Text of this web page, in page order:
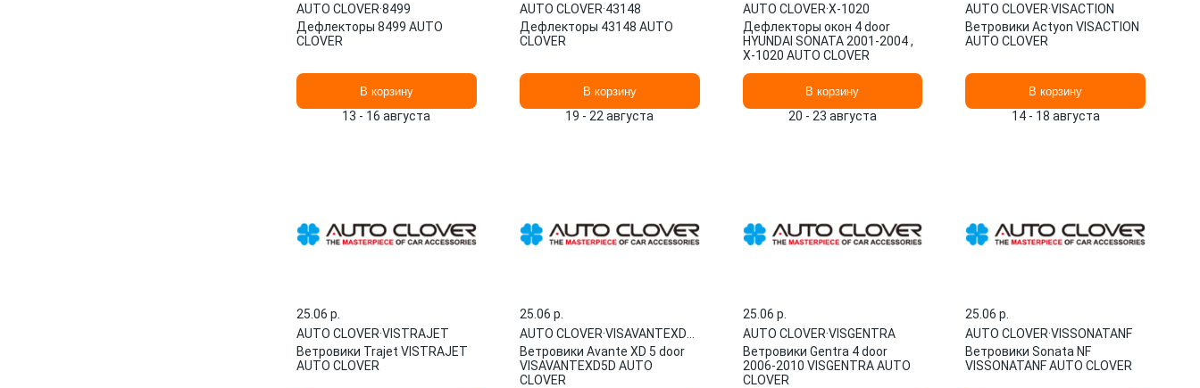
AUTO CLOVER·8499
Дефлекторы 8499 AUTO
CLOVER
В корзину
13 - 16 августа
AUTO CLOVER·43148
Дефлекторы 43148 AUTO
CLOVER
В корзину
19 - 22 августа
AUTO CLOVER·Х-1020
Дефлекторы окон 4 door
HYUNDAI SONATA 2001-2004 ,
Х-1020 AUTO CLOVER
В корзину
20 - 23 августа
AUTO CLOVER·VISACTION
Ветровики Actyon VISACTION
AUTO CLOVER
В корзину
14 - 18 августа
25.06 p.
AUTO CLOVER·VISTRAJET
Ветровики Trajet VISTRAJET
AUTO CLOVER
25.06 p.
AUTO CLOVER·
Ветровики Avante XD 5 door
VISAVANTEXD5D AUTO
CLOVER
25.06 p.
AUTO CLOVER·VISGENTRA
Ветровики Gentra 4 door
2006-2010 VISGENTRA AUTO
CLOVER
25.06 p.
AUTO CLOVER·VISSONATANF
Ветровики Sonata NF
VISSONATANF AUTO CLOVER